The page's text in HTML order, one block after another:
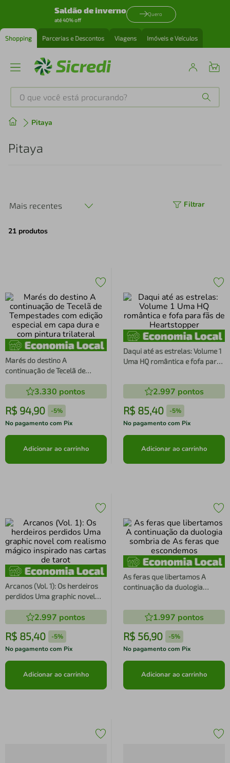
Saldão de inverno
até 40% off
Quero
Shopping Parcerias e Descontos Viagens Imóveis e Veículos
O que você está procurando?
Pitaya
Pitaya
Mais recentes Filtrar
21 produtos
Marés do destino A
continuação de Tecelã de
especial em capa dura e com
pintura trilateral
3.330 pontos
R$ 94,90 -5%
No pagamento com Pix
Adicionar ao carrinho
Daqui até as estrelas: Volume 1
Uma HQ romântica e fofa para
2.997 pontos
R$ 85,40 -5%
No pagamento com Pix
Adicionar ao carrinho
Arcanos (Vol. 1): Os herdeiros
perdidos Uma graphic novel
nas cartas de tarot
2.997 pontos
R$ 85,40 -5%
No pagamento com Pix
Adicionar ao carrinho
As feras que libertamos A
continuação da duologia
1.997 pontos
R$ 56,90 -5%
No pagamento com Pix
Adicionar ao carrinho
Produtos mais buscados
perfume
4º air fryer